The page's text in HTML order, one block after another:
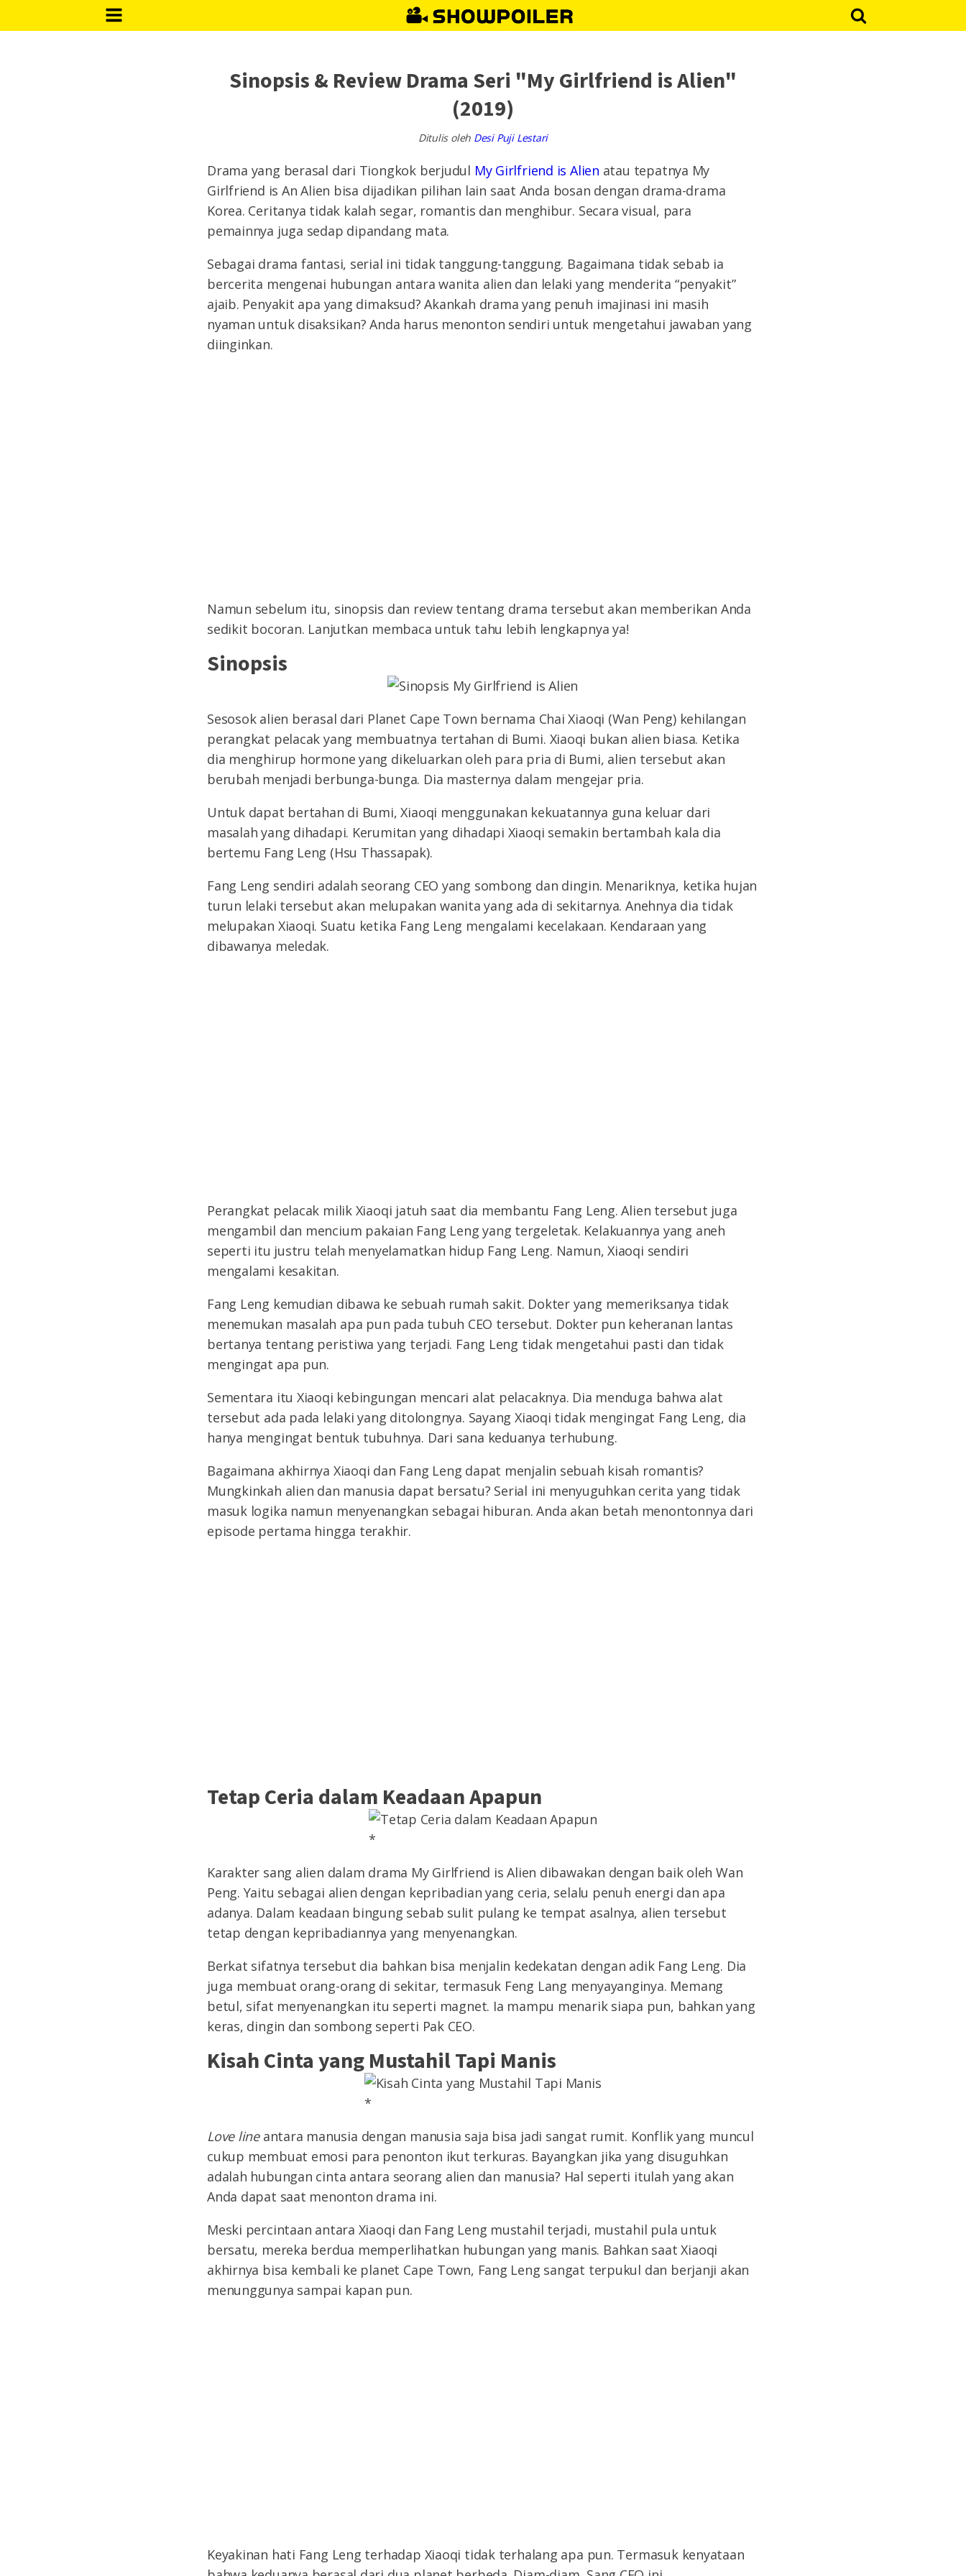
Sinopsis & Review Drama Seri "My Girlfriend is Alien"
(2019)
Ditulis oleh Desi Puji Lestari
Drama yang berasal dari Tiongkok berjudul My Girlfriend is Alien atau tepatnya My
Girlfriend is An Alien bisa dijadikan pilihan lain saat Anda bosan dengan drama-drama
Korea. Ceritanya tidak kalah segar, romantis dan menghibur. Secara visual, para
pemainnya juga sedap dipandang mata.
Sebagai drama fantasi, serial ini tidak tanggung-tanggung. Bagaimana tidak sebab ia
bercerita mengenai hubungan antara wanita alien dan lelaki yang menderita “penyakit”
ajaib. Penyakit apa yang dimaksud? Akankah drama yang penuh imajinasi ini masih
nyaman untuk disaksikan? Anda harus menonton sendiri untuk mengetahui jawaban yang
diinginkan.
Namun sebelum itu, sinopsis dan review tentang drama tersebut akan memberikan Anda
sedikit bocoran. Lanjutkan membaca untuk tahu lebih lengkapnya ya!
Sinopsis
Sesosok alien berasal dari Planet Cape Town bernama Chai Xiaoqi (Wan Peng) kehilangan
perangkat pelacak yang membuatnya tertahan di Bumi. Xiaoqi bukan alien biasa. Ketika
dia menghirup hormone yang dikeluarkan oleh para pria di Bumi, alien tersebut akan
berubah menjadi berbunga-bunga. Dia masternya dalam mengejar pria.
Untuk dapat bertahan di Bumi, Xiaoqi menggunakan kekuatannya guna keluar dari
masalah yang dihadapi. Kerumitan yang dihadapi Xiaoqi semakin bertambah kala dia
bertemu Fang Leng (Hsu Thassapak).
Fang Leng sendiri adalah seorang CEO yang sombong dan dingin. Menariknya, ketika hujan
turun lelaki tersebut akan melupakan wanita yang ada di sekitarnya. Anehnya dia tidak
melupakan Xiaoqi. Suatu ketika Fang Leng mengalami kecelakaan. Kendaraan yang
dibawanya meledak.
Perangkat pelacak milik Xiaoqi jatuh saat dia membantu Fang Leng. Alien tersebut juga
mengambil dan mencium pakaian Fang Leng yang tergeletak. Kelakuannya yang aneh
seperti itu justru telah menyelamatkan hidup Fang Leng. Namun, Xiaoqi sendiri
mengalami kesakitan.
Fang Leng kemudian dibawa ke sebuah rumah sakit. Dokter yang memeriksanya tidak
menemukan masalah apa pun pada tubuh CEO tersebut. Dokter pun keheranan lantas
bertanya tentang peristiwa yang terjadi. Fang Leng tidak mengetahui pasti dan tidak
mengingat apa pun.
Sementara itu Xiaoqi kebingungan mencari alat pelacaknya. Dia menduga bahwa alat
tersebut ada pada lelaki yang ditolongnya. Sayang Xiaoqi tidak mengingat Fang Leng, dia
hanya mengingat bentuk tubuhnya. Dari sana keduanya terhubung.
Bagaimana akhirnya Xiaoqi dan Fang Leng dapat menjalin sebuah kisah romantis?
Mungkinkah alien dan manusia dapat bersatu? Serial ini menyuguhkan cerita yang tidak
masuk logika namun menyenangkan sebagai hiburan. Anda akan betah menontonnya dari
episode pertama hingga terakhir.
Tetap Ceria dalam Keadaan Apapun
*
Karakter sang alien dalam drama My Girlfriend is Alien dibawakan dengan baik oleh Wan
Peng. Yaitu sebagai alien dengan kepribadian yang ceria, selalu penuh energi dan apa
adanya. Dalam keadaan bingung sebab sulit pulang ke tempat asalnya, alien tersebut
tetap dengan kepribadiannya yang menyenangkan.
Berkat sifatnya tersebut dia bahkan bisa menjalin kedekatan dengan adik Fang Leng. Dia
juga membuat orang-orang di sekitar, termasuk Feng Lang menyayanginya. Memang
betul, sifat menyenangkan itu seperti magnet. Ia mampu menarik siapa pun, bahkan yang
keras, dingin dan sombong seperti Pak CEO.
Kisah Cinta yang Mustahil Tapi Manis
*
Love line antara manusia dengan manusia saja bisa jadi sangat rumit. Konflik yang muncul
cukup membuat emosi para penonton ikut terkuras. Bayangkan jika yang disuguhkan
adalah hubungan cinta antara seorang alien dan manusia? Hal seperti itulah yang akan
Anda dapat saat menonton drama ini.
Meski percintaan antara Xiaoqi dan Fang Leng mustahil terjadi, mustahil pula untuk
bersatu, mereka berdua memperlihatkan hubungan yang manis. Bahkan saat Xiaoqi
akhirnya bisa kembali ke planet Cape Town, Fang Leng sangat terpukul dan berjanji akan
menunggunya sampai kapan pun.
Keyakinan hati Fang Leng terhadap Xiaoqi tidak terhalang apa pun. Termasuk kenyataan